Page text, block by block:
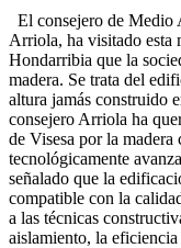
El consejero de
Arriola, ha visitado esta
Hondarribia que la
madera. Se trata del
altura jamás construido
consejero Arriola ha
de Visesa por la
tecnológicamente
señalado que la
compatible con la
a las técnicas
aislamiento, la